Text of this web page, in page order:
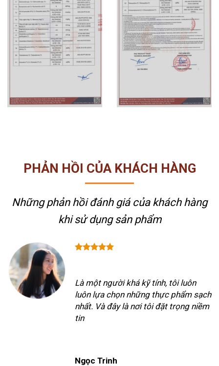
PHẢN HỒI CỦA KHÁCH HÀNG
Những phản hồi đánh giá của khách hàng
khi sử dụng sản phẩm
Là một người khá kỹ tính, tôi luôn
luôn lựa chọn những thực phẩm sạch
nhất. Và đây là nơi tôi đặt trọng niềm
tin
Ngọc Trinh